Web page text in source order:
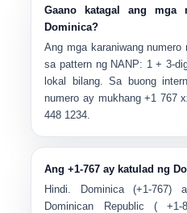
Gaano katagal ang mga
Dominica?
Ang mga karaniwang
sa pattern ng NANP: 1 + 3-
lokal bilang. Sa buong
numero ay mukhang+1 767
448 1234.
Ang +1-767 ay katulad ng
Hindi.
Dominica (+1-767)
Dominican Republic (